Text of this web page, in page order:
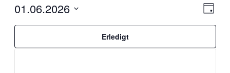
Filter
Tag
01.06.2026
wählen.
Filter
Das
der
Erledigt